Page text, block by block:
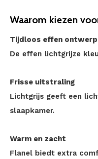
Waarom kiezen
Tijdloos effen ontwerp
De effen lichtgrijze
Frisse uitstraling
Lichtgrijs geeft een
slaapkamer.
Warm en zacht
Flanel biedt extra